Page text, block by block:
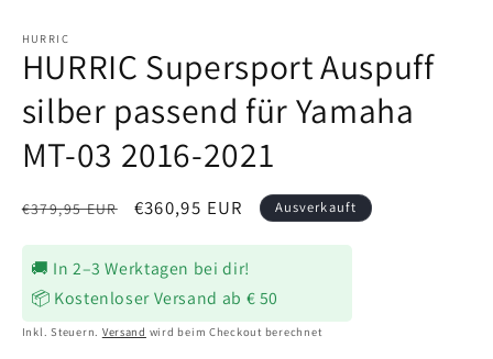
HURRIC
HURRIC Supersport Auspuff
silber passend für Yamaha
MT-03 2016-2021
Normaler
€379,95 EUR Verkaufspreis
€360,95 EUR Ausverkauft
🚚 In 2–3 Werktagen bei dir!
📦 Kostenloser Versand ab € 50
Inkl. Steuern. Versand wird beim Checkout berechnet